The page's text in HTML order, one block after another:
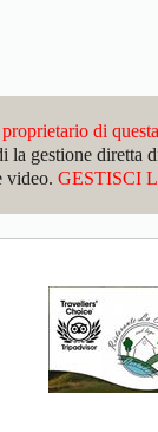
di
la gestione
video. GESTISCI